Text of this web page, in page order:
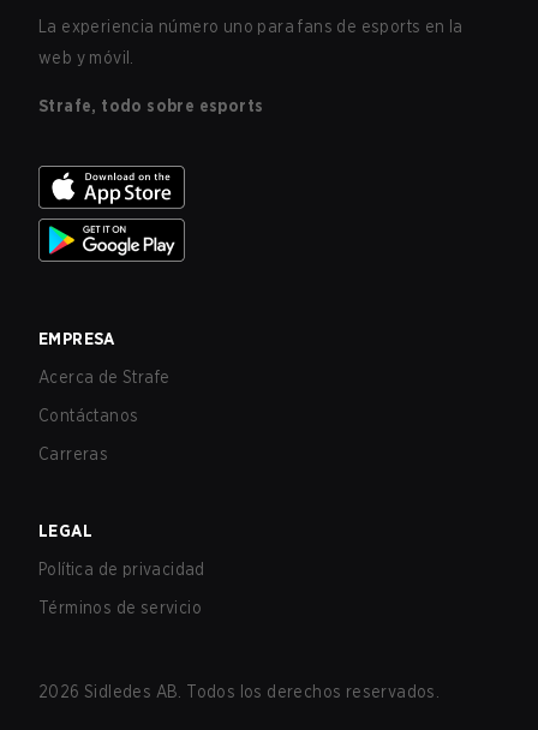
La experiencia número uno para fans de esports en la
web y móvil.
Strafe, todo sobre esports
EMPRESA
Acerca de Strafe
Contáctanos
Carreras
LEGAL
Política de privacidad
Términos de servicio
2026 Sidledes AB. Todos los derechos reservados.